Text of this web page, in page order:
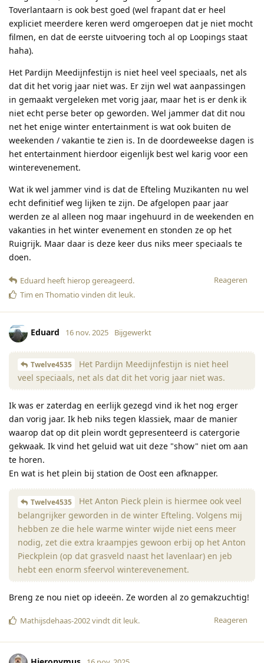
Toverlantaarn is ook best goed (wel frapant dat er heel
expliciet meerdere keren werd omgeroepen dat je niet mocht
filmen, en dat de eerste uitvoering toch al op Loopings staat
haha).
Het Pardijn Meedijnfestijn is niet heel veel speciaals, net als
dat dit het vorig jaar niet was. Er zijn wel wat aanpassingen
in gemaakt vergeleken met vorig jaar, maar het is er denk ik
niet echt perse beter op geworden. Wel jammer dat dit nou
net het enige winter entertainment is wat ook buiten de
weekenden / vakantie te zien is. In de doordeweekse dagen is
het entertainment hierdoor eigenlijk best wel karig voor een
winterevenement.
Wat ik wel jammer vind is dat de Efteling Muzikanten nu wel
echt definitief weg lijken te zijn. De afgelopen paar jaar
werden ze al alleen nog maar ingehuurd in de weekenden en
vakanties in het winter evenement en stonden ze op het
Ruigrijk. Maar daar is deze keer dus niks meer speciaals te
doen.
Reageren
Eduard heeft hierop gereageerd.
Tim en Thomatio vinden dit leuk.
Eduard 16 nov. 2025 Bijgewerkt
Twelve4535
Het Pardijn Meedijnfestijn is niet heel
veel speciaals, net als dat dit het vorig jaar niet was.
Ik was er zaterdag en eerlijk gezegd vind ik het nog erger
dan vorig jaar. Ik heb niks tegen klassiek, maar de manier
waarop dat op dit plein wordt gepresenteerd is catergorie
gekwaak. Ik vind het geluid wat uit deze "show" niet om aan
te horen.
En wat is het plein bij station de Oost een afknapper.
Twelve4535
Het Anton Pieck plein is hiermee ook veel
belangrijker geworden in de winter Efteling. Volgens mij
hebben ze die hele warme winter wijde niet eens meer
nodig, zet die extra kraampjes gewoon erbij op het Anton
Pieckplein (op dat grasveld naast het lavenlaar) en jeb
hebt een enorm sfeervol winterevenement.
Breng ze nou niet op ideeën. Ze worden al zo gemakzuchtig!
Reageren
Mathijsdehaas-2002vindt dit leuk.